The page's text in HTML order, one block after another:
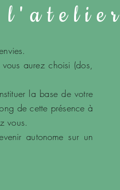
l'atelier
aurez choisi (dos,
la base de votre
de cette présence à
vous.
autonome sur un